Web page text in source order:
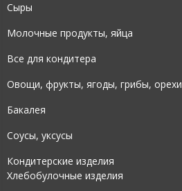
Сыры
Молочные продукты, яйца
Все для кондитера
Овощи, фрукты, ягоды, грибы, орехи
Бакалея
Соусы, уксусы
Кондитерские изделия
Хлебобулочные изделия